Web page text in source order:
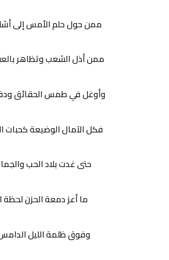
ممن حول حلم الأمس إلى
ممن أذل الشعب وتظاهر
وأوغل في طمس الحقائق
فكل الآمال الوضيعة كحبات
حتى غدت بلاد الحب
ما أعز دمعة الحزن لحظة
وفوق ظلمة الليل